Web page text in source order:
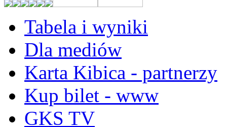
Tabela i wyniki
Dla mediów
Karta Kibica - partnerzy
Kup bilet - www
GKS TV